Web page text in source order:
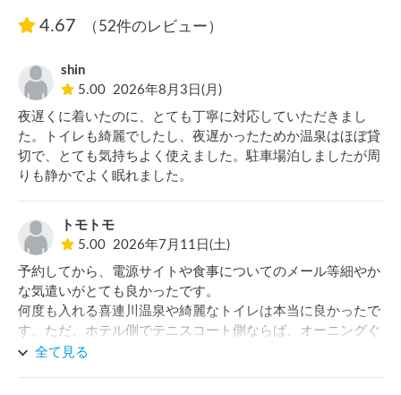
4.67 （52件のレビュー）
shin
5.00 2026年8月3日(月)
夜遅くに着いたのに、とても丁寧に対応していただきまし
た。トイレも綺麗でしたし、夜遅かったためか温泉はほぼ貸
切で、とても気持ちよく使えました。駐車場泊しましたが周
りも静かでよく眠れました。
トモトモ
5.00 2026年7月11日(土)
予約してから、電源サイトや食事についてのメール等細やか
な気遣いがとても良かったです。
何度も入れる喜連川温泉や綺麗なトイレは本当に良かったで
す。ただ、ホテル側でテニスコート側ならば、オーニングぐ
らい出せれば良かったかなと思いました。また、違う季節に
全て見る